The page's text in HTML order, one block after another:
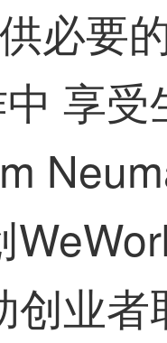
必要
享
创业